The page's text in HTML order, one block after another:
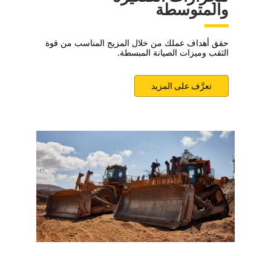
والمتوسطة
حقق أهداف عملك من خلال المزيج المناسب من قوة
الثقب وميزات الصيانة المبسطة.
تعرَّف على المزيد